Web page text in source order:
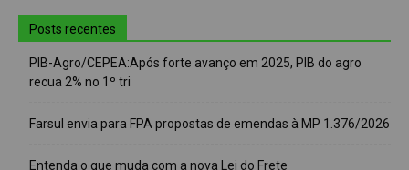
Posts recentes
PIB-Agro/CEPEA:Após forte avanço em 2025, PIB do agro
recua 2% no 1º tri
Farsul envia para FPA propostas de emendas à MP 1.376/2026
Entenda o que muda com a nova Lei do Frete